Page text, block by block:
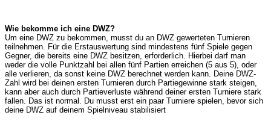
Wie bekomme ich eine DWZ?
Um eine DWZ zu bekommen, musst du an DWZ gewerteten Turnieren
teilnehmen. Für die Erstauswertung sind mindestens fünf Spiele gegen
Gegner, die bereits eine DWZ besitzen, erforderlich. Hierbei darf man
weder die volle Punktzahl bei allen fünf Partien erreichen (5 aus 5), oder
alle verlieren, da sonst keine DWZ berechnet werden kann. Deine DWZ-
Zahl wird bei deinen ersten Turnieren durch Partiegewinne stark steigen,
kann aber auch durch Partieverluste während deiner ersten Turniere stark
fallen. Das ist normal. Du musst erst ein paar Turniere spielen, bevor sich
deine DWZ auf deinem Spielniveau stabilisiert